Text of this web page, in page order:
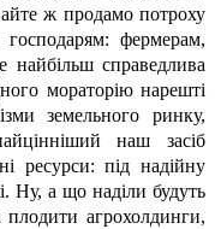
ж продамо потроху
господарям: фермерам,
справедлива
мораторію нарешті
земельного ринку,
наш засіб
ресурси: під надійну
Ну, а що наділи будуть
агрохолдинги,